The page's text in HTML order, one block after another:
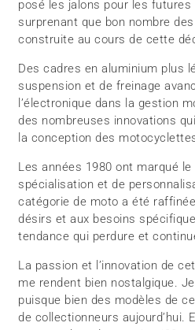
posé les jalons pour les futures
surprenant que bon nombre
construite au cours de cette
Des cadres en aluminium plus
suspension et de freinage
l’électronique dans la gestion
des nombreuses innovations
la conception des
Les années 1980 ont marqué
spécialisation et de
catégorie de moto a été
désirs et aux besoins
tendance qui perdure et
La passion et l’innovation de
me rendent bien nostalgique.
puisque bien des modèles de
de collectionneurs aujourd’hui.